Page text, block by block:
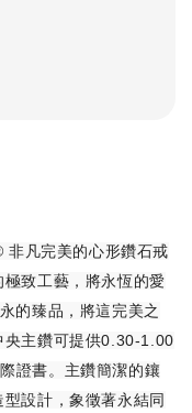
凡完美的心形鑽石戒
致工藝，將永恆的愛
的臻品，將這完美之
央主鑽可提供0.30-1.00
證書。主鑽簡潔的鑲
設計，象徵著永結同